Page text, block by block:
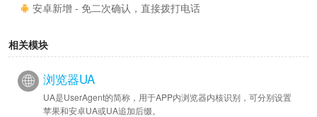
安卓新增 - 免二次确认，直接拨打电话
相关模块
浏览器UA
UA是UserAgent的简称，用于APP内浏览器内核识别，可分别设置
苹果和安卓UA或UA追加后缀。